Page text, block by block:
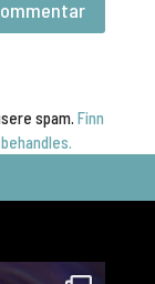
spam. Finn